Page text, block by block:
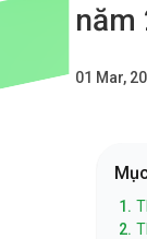
năm
01 Mar,
1.
2.